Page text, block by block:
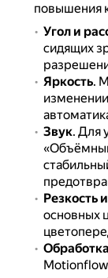
повышения
Угол и
сидящих
Яркость.
Звук. Для
Резкость
основных